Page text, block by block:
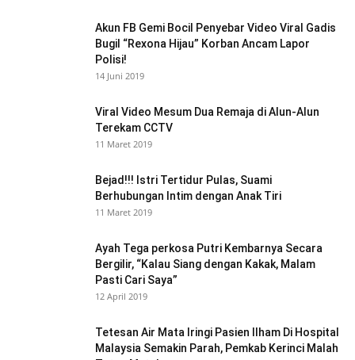
Akun FB Gemi Bocil Penyebar Video Viral Gadis
Bugil “Rexona Hijau” Korban Ancam Lapor
Polisi!
14 Juni 2019
Viral Video Mesum Dua Remaja di Alun-Alun
Terekam CCTV
11 Maret 2019
Bejad!!! Istri Tertidur Pulas, Suami
Berhubungan Intim dengan Anak Tiri
11 Maret 2019
Ayah Tega perkosa Putri Kembarnya Secara
Bergilir, “Kalau Siang dengan Kakak, Malam
Pasti Cari Saya”
12 April 2019
Tetesan Air Mata Iringi Pasien Ilham Di Hospital
Malaysia Semakin Parah, Pemkab Kerinci Malah